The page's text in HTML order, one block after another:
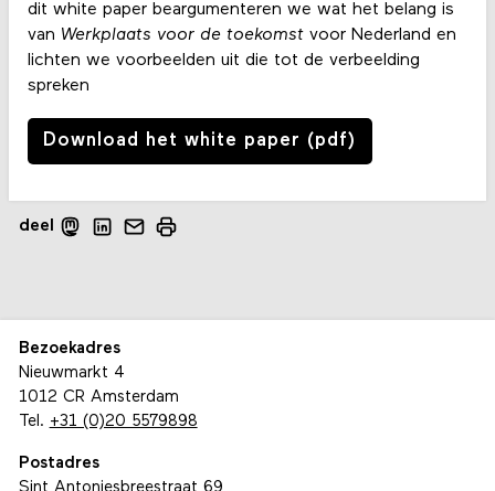
dit white paper beargumenteren we wat het belang is
van Werkplaats voor de toekomstvoor Nederland en
lichten we voorbeelden uit die tot de verbeelding
spreken
Download het white paper (pdf)
deel
Bezoekadres
Nieuwmarkt 4
1012 CR Amsterdam
Tel. +31 (0)20 5579898
Postadres